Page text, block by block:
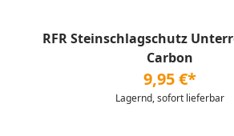
RFR Steinschlagschutz
Carbon
9,95 €*
Lagernd, sofort lieferbar